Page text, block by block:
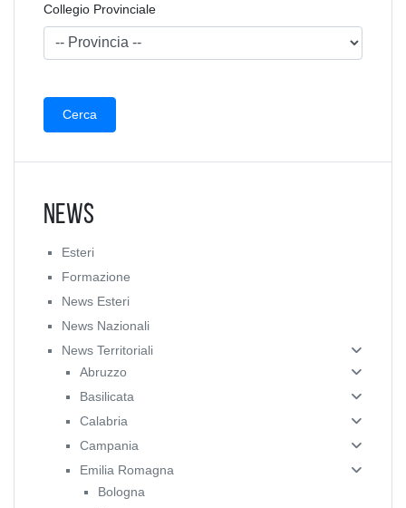
Collegio Provinciale
News
Esteri
Formazione
News Esteri
News Nazionali
News Territoriali
Abruzzo
Basilicata
Calabria
Campania
Emilia Romagna
Bologna